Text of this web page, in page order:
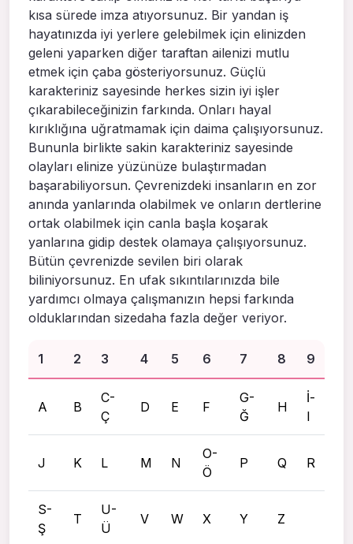
kısa sürede imza atıyorsunuz. Bir yandan iş
hayatınızda iyi yerlere gelebilmek için elinizden
geleni yaparken diğer taraftan ailenizi mutlu
etmek için çaba gösteriyorsunuz. Güçlü
karakteriniz sayesinde herkes sizin iyi işler
çıkarabileceğinizin farkında. Onları hayal
kırıklığına uğratmamak için daima çalışıyorsunuz.
Bununla birlikte sakin karakteriniz sayesinde
olayları elinize yüzünüze bulaştırmadan
başarabiliyorsun. Çevrenizdeki insanların en zor
anında yanlarında olabilmek ve onların dertlerine
ortak olabilmek için canla başla koşarak
yanlarına gidip destek olamaya çalışıyorsunuz.
Bütün çevrenizde sevilen biri olarak
biliniyorsunuz. En ufak sıkıntılarınızda bile
yardımcı olmaya çalışmanızın hepsi farkında
olduklarından sizedaha fazla değer veriyor.
1 2 3 4 5 6 7 8 9
A B
C-
Ç
D E F
G-
Ğ
H
İ-
I
J K L M N
O-
Ö
P Q R
S-
Ş
T
U-
Ü
V W X Y Z